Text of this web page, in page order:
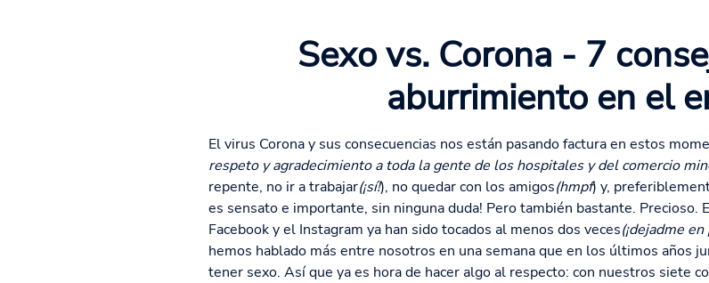
Sexo vs. Corona - 7
aburrimiento en el
El virus Corona y sus consecuencias nos están pasando factura en estos
respeto y agradecimiento a toda la gente de los hospitales y del comercio
repente, no ir a trabajar(¡sí!), no quedar con los amigos(hmpf) y,
es sensato e importante, sin ninguna duda! Pero también bastante. Precioso.
Facebook y el Instagram ya han sido tocados al menos dos veces(¡dejadme
hemos hablado más entre nosotros en una semana que en los últimos años
tener sexo. Así que ya es hora de hacer algo al respecto: con nuestros siete